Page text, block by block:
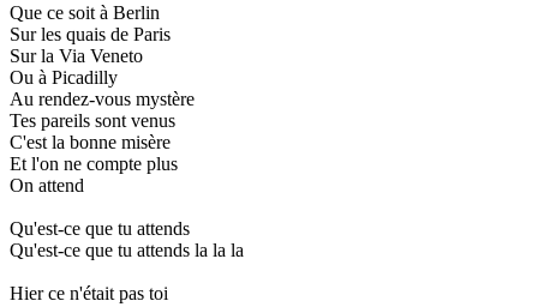
Que ce soit à Berlin
Sur les quais de Paris
Sur la Via Veneto
Ou à Picadilly
Au rendez-vous mystère
Tes pareils sont venus
C'est la bonne misère
Et l'on ne compte plus
On attend
Qu'est-ce que tu attends
Qu'est-ce que tu attends la la la
Hier ce n'était pas toi